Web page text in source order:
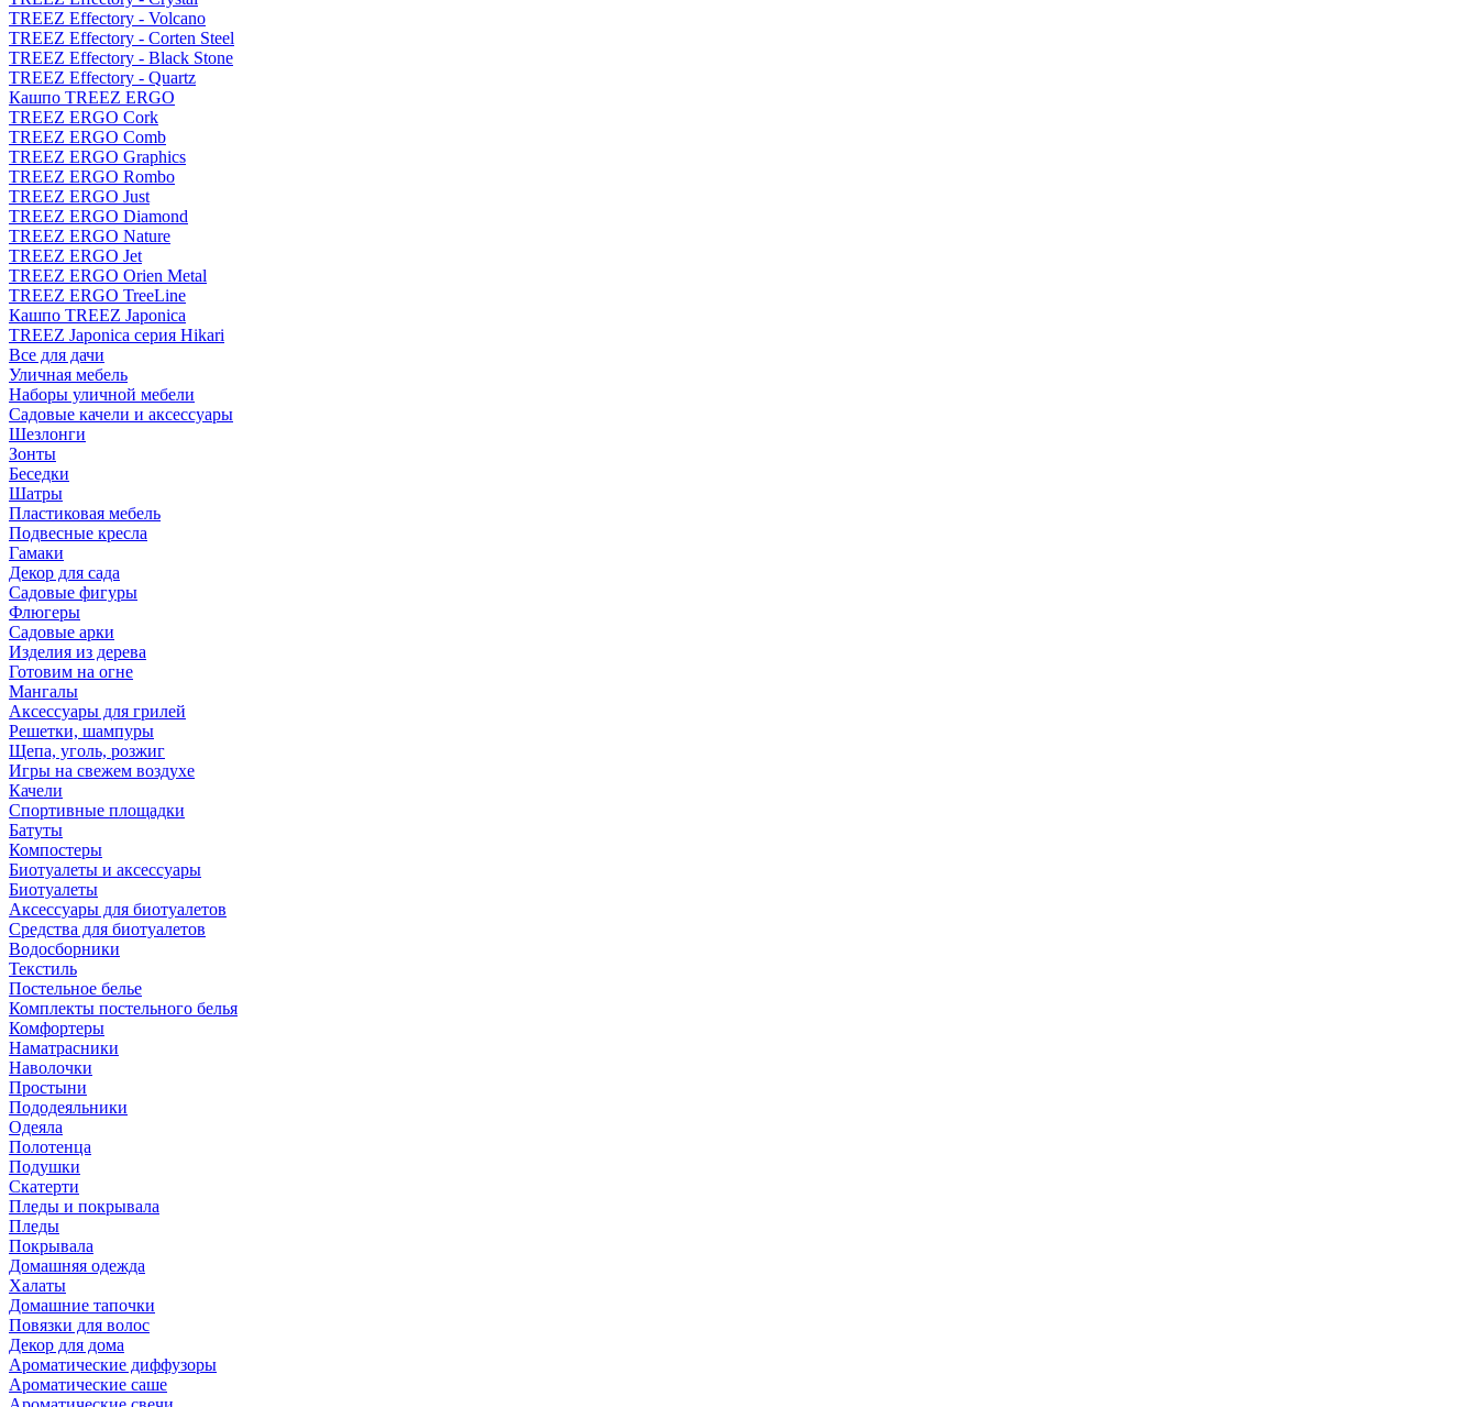
TREEZ Effectory - Volcano
TREEZ Effectory - Corten Steel
TREEZ Effectory - Black Stone
TREEZ Effectory - Quartz
Кашпо TREEZ ERGO
TREEZ ERGO Cork
TREEZ ERGO Comb
TREEZ ERGO Graphics
TREEZ ERGO Rombo
TREEZ ERGO Just
TREEZ ERGO Diamond
TREEZ ERGO Nature
TREEZ ERGO Jet
TREEZ ERGO Orien Metal
TREEZ ERGO TreeLine
Кашпо TREEZ Japonica
TREEZ Japonica серия Hikari
Все для дачи
Уличная мебель
Наборы уличной мебели
Садовые качели и аксессуары
Шезлонги
Зонты
Беседки
Шатры
Пластиковая мебель
Подвесные кресла
Гамаки
Декор для сада
Садовые фигуры
Флюгеры
Садовые арки
Изделия из дерева
Готовим на огне
Мангалы
Аксессуары для грилей
Решетки, шампуры
Щепа, уголь, розжиг
Игры на свежем воздухе
Качели
Спортивные площадки
Батуты
Компостеры
Биотуалеты и аксессуары
Биотуалеты
Аксессуары для биотуалетов
Средства для биотуалетов
Водосборники
Текстиль
Постельное белье
Комплекты постельного белья
Комфортеры
Наматрасники
Наволочки
Простыни
Пододеяльники
Одеяла
Полотенца
Подушки
Скатерти
Пледы и покрывала
Пледы
Покрывала
Домашняя одежда
Халаты
Домашние тапочки
Повязки для волос
Декор для дома
Ароматические диффузоры
Ароматические саше